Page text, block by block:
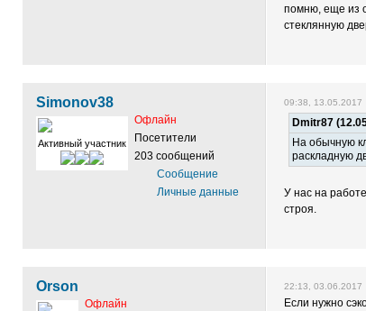
помню, еще из
стеклянную
Simonov38
Активный участник
Офлайн
Посетители
203 сообщений
Сообщение
Личные данные
09:38,
Dmitr87
На обычную
раскладную
У нас на
строя.
Orson
Офлайн
22:13,
Если нужно